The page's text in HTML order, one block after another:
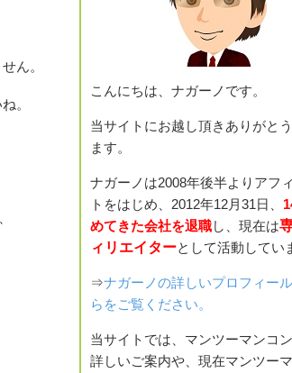
ん。
。
こんにちは、ナガーノです。
当サイトにお越し頂きありがと
ます。
ナガーノは2008年後半よりアフ
トをはじめ、2012年12月31日、
めてきた会社を退職し、現在は
ィリエイターとして活動してい
⇒ナガーノの詳しいプロフィー
らをご覧ください。
当サイトでは、マンツーマンコ
詳しいご案内や、現在マンツー